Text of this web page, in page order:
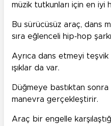
müzik tutkunları için en iyi
Bu sürücüsüz araç, dans
sıra eğlenceli hip-hop
Ayrıca dans etmeyi teşvik
ışıklar da var.
Düğmeye bastıktan
manevra gerçekleştirir.
Araç bir engelle